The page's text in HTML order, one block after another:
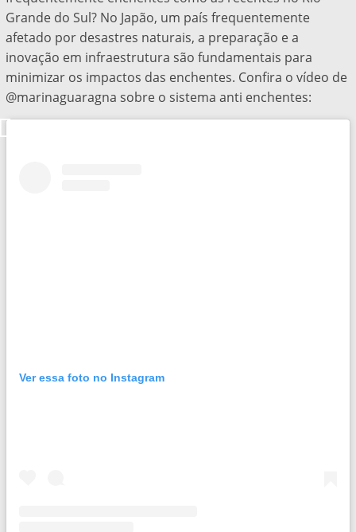
Grande do Sul? No Japão, um país frequentemente
afetado por desastres naturais, a preparação e a
inovação em infraestrutura são fundamentais para
minimizar os impactos das enchentes. Confira o vídeo de
@marinaguaragna sobre o sistema anti enchentes:
Ver essa foto no Instagram